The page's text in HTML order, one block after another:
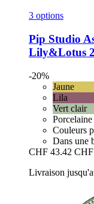
3 options
Pip Studio
Lily&Lotus
-20%
Jaune
Lila
Vert clair
Couleurs
Dans une
CHF 43.42
Livraison